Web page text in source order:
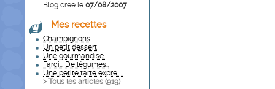
Blog créé le 07/08/2007
Mes recettes
Champignons
Un petit dessert
Une gourmandise.
Farci... De légumes..
Une petite tarte expre ...
> Tous les articles (919)